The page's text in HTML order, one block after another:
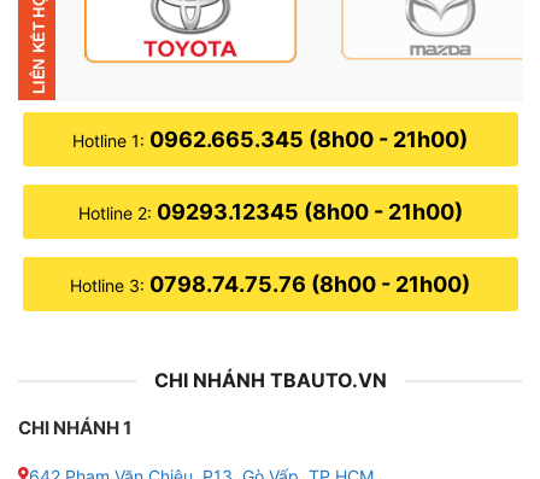
● Camera 360: 4 mắt camera Sony AHD gắn ở trước,
sau và hai bên gương, hiển thị sắc nét cả ngày lẫn đêm
● Hỗ trợ: CarPlay/Android Auto, TPMS, camera lùi,
camera hành trình,…
● Tính năng điều khiển: Giọng nói tiếng Việt, tương
thích nút bấm vô lăng
Hotline 1: 0962.665.345 (8h00 - 21h00)
Hotline 2: 09293.12345 (8h00 - 21h00)
Hotline 3: 0798.74.75.76 (8h00 - 21h00)
CHI NHÁNH TBAUTO.VN
CHI NHÁNH 1